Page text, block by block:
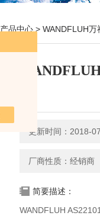
产品中心 > WANDFLUH万
更新时间：2018-
厂商性质：经销商
简要描述：
WANDFLUH